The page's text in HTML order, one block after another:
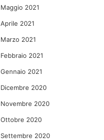
Maggio 2021
Aprile 2021
Marzo 2021
Febbraio 2021
Gennaio 2021
Dicembre 2020
Novembre 2020
Ottobre 2020
Settembre 2020